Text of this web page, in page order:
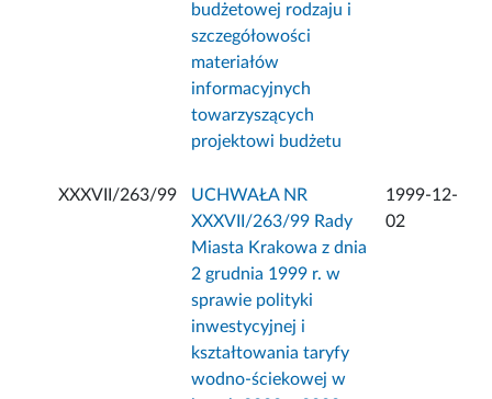
budżetowej rodzaju i
szczegółowości
materiałów
informacyjnych
towarzyszących
projektowi budżetu
XXXVII/263/99
UCHWAŁA NR
XXXVII/263/99 Rady
Miasta Krakowa z dnia
2 grudnia 1999 r. w
sprawie polityki
inwestycyjnej i
kształtowania taryfy
wodno-ściekowej w
1999-12-
02